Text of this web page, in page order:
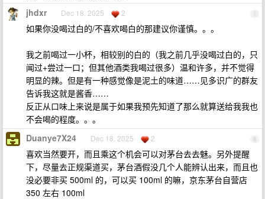
7
jhdxr Dec 18, 2025 2
如果你没喝过白的/不喜欢喝白的那建议你谨慎。。。
我之前喝过一小杯，相较别的白的（我之前几乎没喝过白的，只
闻过+尝过一口；但其他酒类我喝过很多）温和许多，并不觉得
明显的辣。但是有一种感觉像是泥土的味道……见多识广的群友
告诉我这就是酱香……
反正从口味上来说是属于如果我预先知道了那么就算送给我我也
不会喝的程度。。。
8
Duanye7X24 Dec 18, 2025 2
喜欢当然要开，而且乘这个机会可以对茅台去去魅。另外提醒
下，尽量去正规渠道买，茅台酒假没几个人能辨认出来，而且也
没必要非买 500ml 的，可以买 100ml 的嘛，京东茅台自营店
350 左右 100ml